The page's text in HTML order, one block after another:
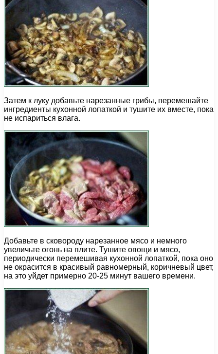
Затем к луку добавьте нарезанные грибы, перемешайте
ингредиенты кухонной лопаткой и тушите их вместе, пока
не испариться влага.
Добавьте в сковороду нарезанное мясо и немного
увеличьте огонь на плите. Тушите овощи и мясо,
периодически перемешивая кухонной лопаткой, пока оно
не окрасится в красивый равномерный, коричневый цвет,
на это уйдет примерно 20-25 минут вашего времени.